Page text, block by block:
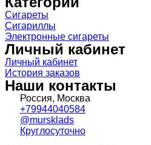
Сигареты
Сигариллы
Электронные сигареты
Личный кабинет
Личный кабинет
История заказов
Наши контакты
Россия, Москва
+79944040584
@mursklads
Круглосуточно